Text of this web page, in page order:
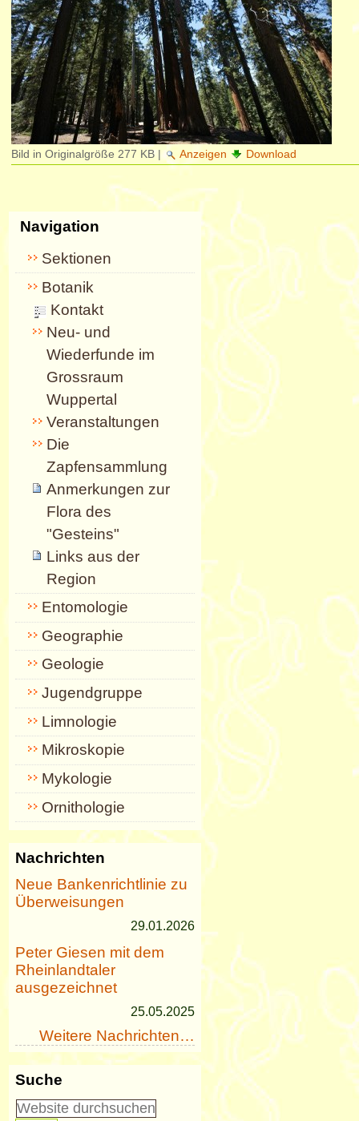
Bild in Originalgröße 277 KB| Anzeigen Download
Navigation
Sektionen
Botanik
Kontakt
Neu- und
Wiederfunde im
Grossraum
Wuppertal
Veranstaltungen
Die
Zapfensammlung
Anmerkungen zur
Flora des
"Gesteins"
Links aus der
Region
Entomologie
Geographie
Geologie
Jugendgruppe
Limnologie
Mikroskopie
Mykologie
Ornithologie
Nachrichten
Neue Bankenrichtlinie zu
Überweisungen
29.01.2026
Peter Giesen mit dem
Rheinlandtaler
ausgezeichnet
25.05.2025
Weitere Nachrichten…
Suche